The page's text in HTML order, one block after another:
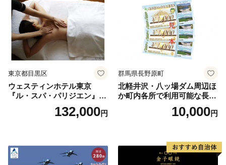
東京都目黒区
ウェスティンホテル東京
『ル・スパ・パリジエン』選
べるボディセラピー90分/1名
132,000円
群馬県長野原町
北軽井沢・八ッ場ダム周辺ほ
か町内各所で利用可能な長野
原町ふるさと感謝券（3,000
円分）【トラベル 観光 旅行
10,000円